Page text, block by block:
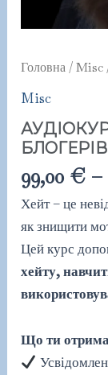
Головна /Misc
Misc
99,00 € –
Хейт – це
як знищити
Цей курс
хейту,
Що ти